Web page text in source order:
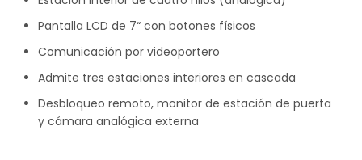
Pantalla LCD de 7“ con botones físicos
Comunicación por videoportero
Admite tres estaciones interiores en cascada
Desbloqueo remoto, monitor de estación de puerta
y cámara analógica externa